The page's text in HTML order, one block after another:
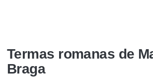
Termas romanas de
Braga